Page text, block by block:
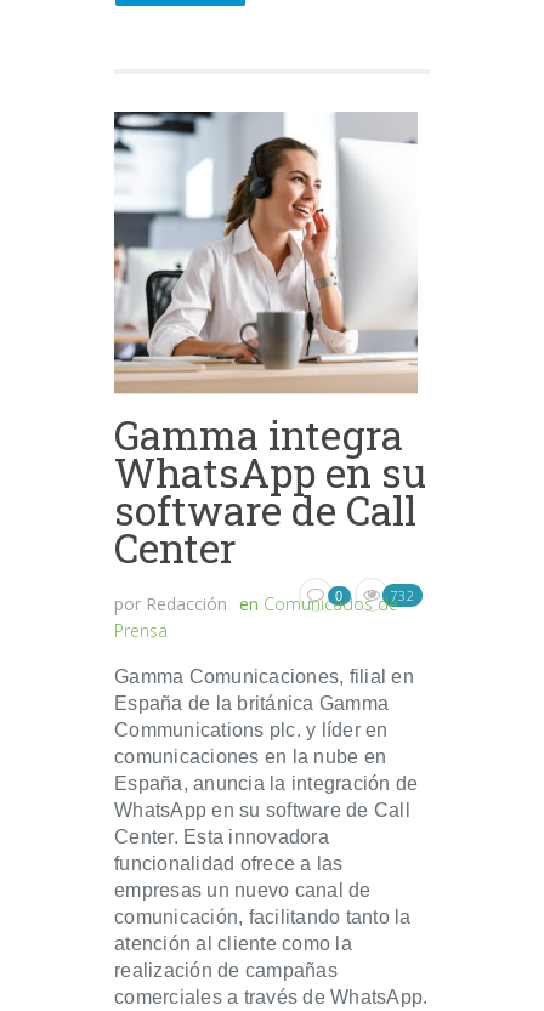
Gamma integra
WhatsApp en su
software de Call
Center
por Redacción en Comunicados de
Prensa
0 732
Gamma Comunicaciones, filial en
España de la británica Gamma
Communications plc. y líder en
comunicaciones en la nube en
España, anuncia la integración de
WhatsApp en su software de Call
Center. Esta innovadora
funcionalidad ofrece a las
empresas un nuevo canal de
comunicación, facilitando tanto la
atención al cliente como la
realización de campañas
comerciales a través de WhatsApp.